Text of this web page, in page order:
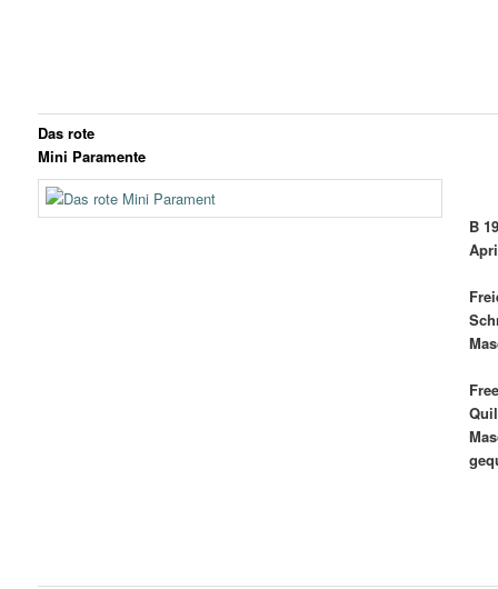
Das rote
Mini Paramente
B